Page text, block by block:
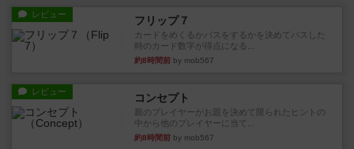
レビュー フリップ７
カードをめくるかパスをするかを決めてパスした
時のカード数字が得点になる...
約8時間前 by mob567
レビュー コンセプト
親のプレイヤーがお題を決めて限られたヒントの
中から他のプレイヤーに当て...
約8時間前 by mob567